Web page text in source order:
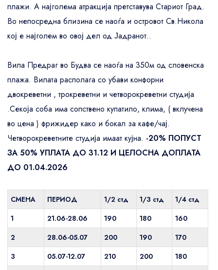
плажи. А најголема атракција претставува Стариот Град.
Во непосредна близина се наоѓа и островот Св.Никола
кој е најголем во овој дел од Јадранот..
Вила Предраг во Будва се наоѓа на 350м од словенска
плажа. Вилата располага со убави конфорни
двокреветни , трокреветни и четворокреветни студија
.Секоја соба има сопствено купатило, клима, ( вклучена
во цена ) фрижидер како и бокал за кафе/чај.
Четворокреветните студија имаат кујна. -20% ПОПУСТ
ЗА 50% УПЛАТА ДО 31.12 И ЦЕЛОСНА ДОПЛАТА
ДО 01.04.2026
СМЕНА ПЕРИОД 1/2 стд 1/3 стд
1/4 стд
1
21.06-28.06 190 180
160
2
28.06-05.07 200 190
170
3
05.07-12.07 210 200
180